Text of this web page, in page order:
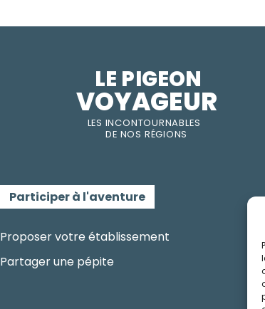
LES INCONTOURNABLES
DE NOS RÉGIONS
LE PIGEON
VOYAGEUR
Participer à l'aventure
Proposer votre établissement
Partager une pépite